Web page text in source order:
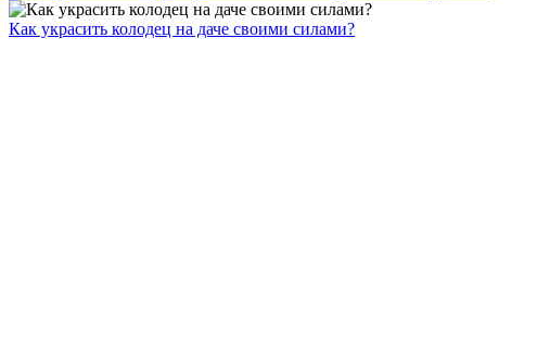
Как украсить колодец на даче своими силами?